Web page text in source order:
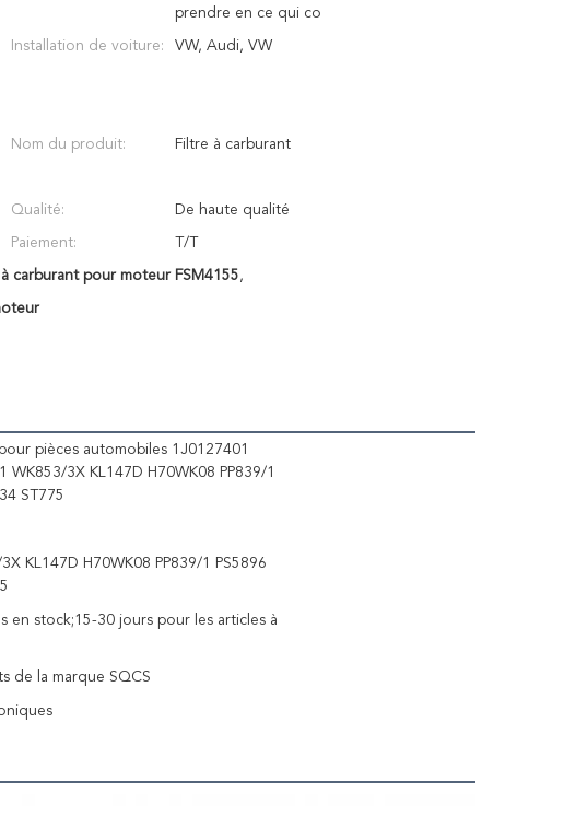
prendre en ce qui co
Installation de voiture: VW, Audi, VW
Nom du produit: Filtre à carburant
Qualité: De haute qualité
Paiement: T/T
à carburant pour moteur FSM4155,
pièces automobiles 1J0127401
WK853/3X KL147D H70WK08 PP839/1
ST775
KL147D H70WK08 PP839/1 PS5896
en stock;15-30 jours pour les articles à
de la marque SQCS